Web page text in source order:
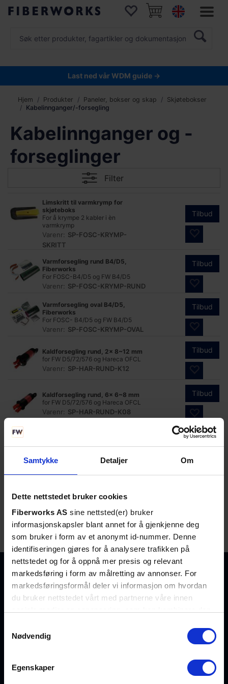
Samtykke Detaljer Om
Dette nettstedet bruker cookies
Fiberworks AS sine nettsted(er) bruker
informasjonskapsler blant annet for å gjenkjenne deg
som bruker i form av et anonymt id-nummer. Denne
identifiseringen gjøres for å analysere trafikken på
nettstedet og for å oppnå mer presis og relevant
markedsføring i form av målretting av annonser. For
markedsføringsformål deler vi informasjon om hvordan
du bruker nettstedet vårt med partnerne våre innen
eller som de har samlet inn gjennom din bruk av
tjenestene deres. Les mer om hvilke opplysninger vi
personvernerklæring
Nødvendig
Egenskaper
Last ned vår WDM guide →
Hjem Produkter Paneler, bokser og skap
Skjøtebokser
Kabelinnganger/-forsegling
Kabelinnganger og -
forseglinger
Filter
Limskritt til varmkrymp for
skjøteboks
For å krympe 2 kabler i èn
varmkrymp
Varenr: SP-FOSC-KRYMP-
SKRITT
Tilbud
Varmforsegling rund B4/D5,
Fiberworks
For FOSC-B4/D5 og FW B4/D5
Varenr: SP-FOSC-KRYMP-RUND
Tilbud
Varmforsegling oval B4/D5,
Fiberworks
For FOSC- B4/D5 og FW B4/D5
Varenr: SP-FOSC-KRYMP-OVAL
Tilbud
Kaldforsegling rund, 2x 8~12 mm
for FW D5/72/576 og Hareca OFCL
Varenr: SP-HAR-RUND-K12
Tilbud
Kaldforsegling rund, 6x 6~8 mm
for FW D5/72/576 og Hareca OFCL
Varenr: SP-HAR-RUND-K08
Tilbud
for FW D5/72/576 og Hareca OFCL
Tilbud
Varenr: SP-HAR-OVAL-K10
Kaldforsegling oval, 2x 10~16 mm
for Hareca OFCL Skjøtebokser
Varenr: SP-HAR-OVAL-K16
Tilbud
+47 23
og lager
Nettbutikk
Tjenester
Kurs
Fiberworks
AS
977 046
Om oss
Kontakt oss